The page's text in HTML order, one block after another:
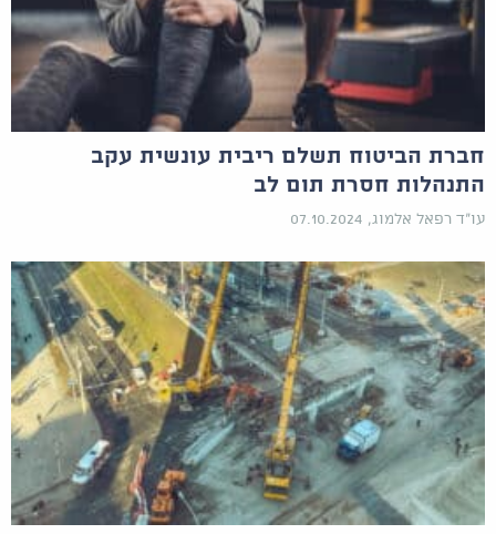
חברת הביטוח תשלם ריבית עונשית עקב
התנהלות חסרת תום לב
עו"ד רפאל אלמוג, 07.10.2024